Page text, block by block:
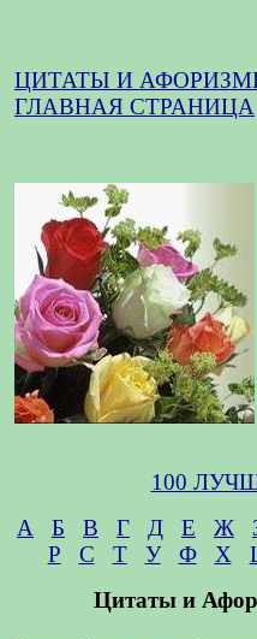
ЦИТАТЫ И
ГЛАВНАЯ СТРАНИЦА
100
А
Б В Г Д Е Ж
Р
С Т У Ф Х
Цитаты и